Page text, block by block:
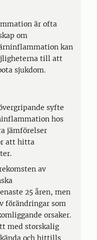
är ofta
om
kan
till att
sjukdom.
syfte
hos
jämförelser
att hitta
av
25 åren, men
förändringar som
orsaker.
med storskalig
och hittills